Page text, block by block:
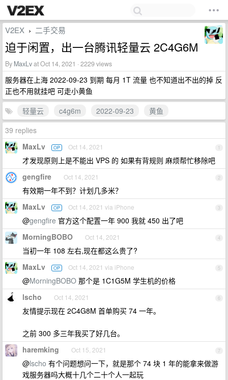
V2EX › 二手交易
迫于闲置，出一台腾讯轻量云 2C4G6M
By MaxLvat Oct 14, 2021 · 2229 views
服务器在上海 2022-09-23 到期 每月 1T 流量 也不知道出不出的掉 反
正也不用就挂吧 可走小黄鱼
轻量云
c4g6m 2022-09-23
黄鱼
39 replies
1
MaxLv OP Oct 14, 2021
才发现原则上是不能出 VPS 的 如果有背规则 麻烦帮忙移除吧
2
gengfire Oct 14, 2021
有效期一年不到？计划几多米？
3
MaxLv OP Oct 14, 2021 via iPhone
@gengfire 官方这个配置一年 900 我就 450 出了吧
4
MorningBOBO Oct 14, 2021
当初一年 108 左右,现在都这么贵了?
5
MaxLv OP Oct 14, 2021 via iPhone
@MorningBOBO 那个是 1C1G5M 学生机的价格
6
lscho Oct 14, 2021
友情提示现在 2C4G8M 首单购买 74 一年。
之前 300 多三年我买了好几台。
7
haremking Oct 15, 2021
@lscho 有个问题想问一下，就是那个 74 块 1 年的能拿来做游
戏服务器吗大概十几个二十个人一起玩